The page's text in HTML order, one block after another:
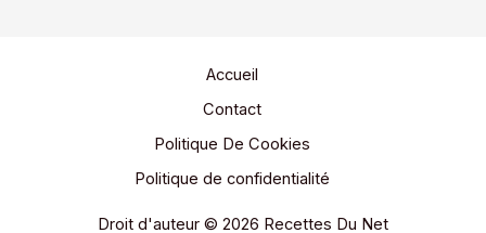
Accueil
Contact
Politique De Cookies
Politique de confidentialité
Droit d'auteur © 2026 Recettes Du Net